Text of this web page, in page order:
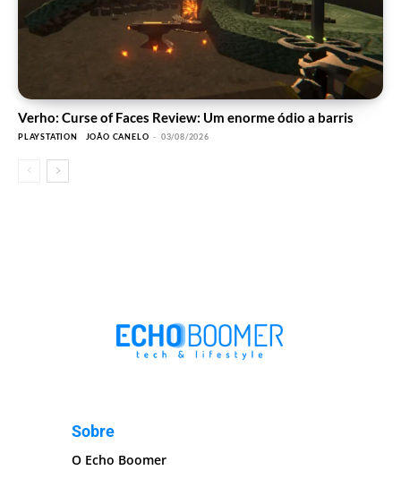
Verho: Curse of Faces Review: Um enorme ódio a barris
PLAYSTATION JOÃO CANELO - 03/08/2026
Sobre
O Echo Boomer